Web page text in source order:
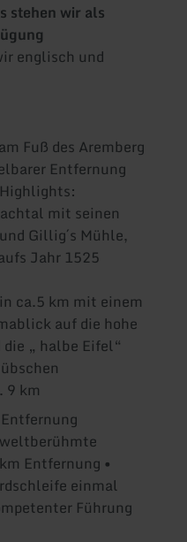
stehen wir als
englisch und
Fuß des Aremberg
Entfernung
mit seinen
Gillig´s Mühle,
Jahr 1525
ca.5 km mit einem
auf die hohe
„ halbe Eifel“
9 km
Entfernung •
einmal
Führung